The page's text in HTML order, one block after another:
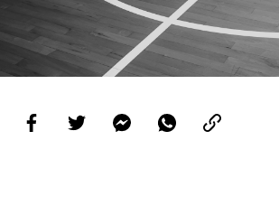
PROJETOS
LIGA BETCLIC MASCULINA